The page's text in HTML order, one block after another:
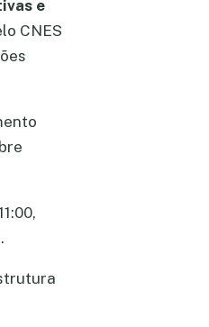
e
CNES